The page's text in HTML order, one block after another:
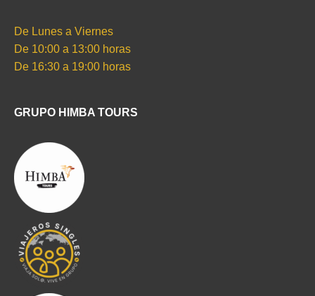
De Lunes a Viernes
De 10:00 a 13:00 horas
De 16:30 a 19:00 horas
GRUPO HIMBA TOURS